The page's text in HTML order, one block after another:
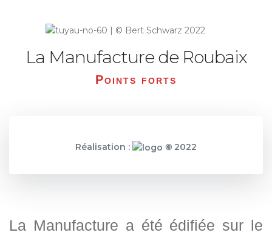
La Manufacture de Roubaix
Points forts
Réalisation : © 2022
La Manufacture a été édifiée sur le